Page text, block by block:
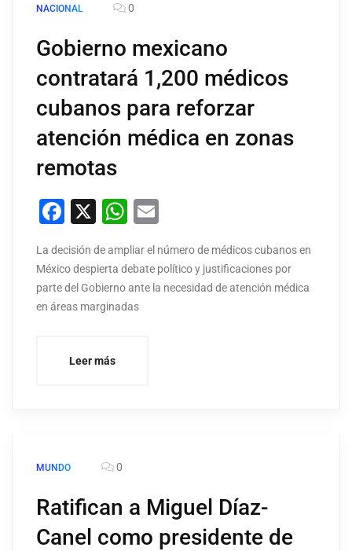
NACIONAL 0
Gobierno mexicano
contratará 1,200 médicos
cubanos para reforzar
atención médica en zonas
remotas
Facebook
X WhatsApp
La decisión de ampliar el número de médicos cubanos en
México despierta debate político y justificaciones por
parte del Gobierno ante la necesidad de atención médica
en áreas marginadas
Leer más
MUNDO 0
Ratifican a Miguel Díaz-
Canel como presidente de